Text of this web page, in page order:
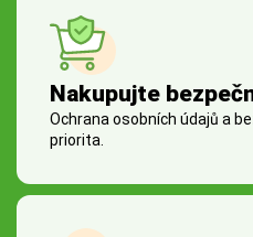
Nakupujte
Ochrana osobních údajů a
priorita.